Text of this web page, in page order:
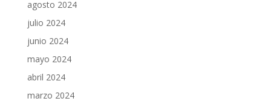
agosto 2024
julio 2024
junio 2024
mayo 2024
abril 2024
marzo 2024